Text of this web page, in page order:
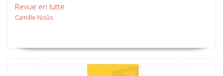
Revue en lutte
Camille Noûs